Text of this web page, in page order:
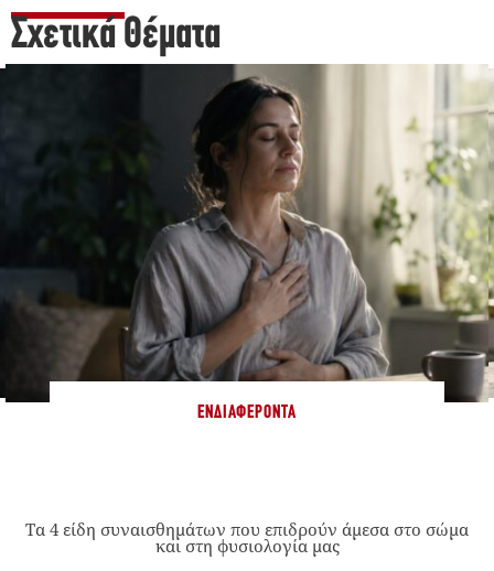
Σχετικά Θέματα
ΕΝΔΙΑΦΈΡΟΝΤΑ
Τα 4 είδη συναισθημάτων που επιδρούν άμεσα στο σώμα
και στη φυσιολογία μας